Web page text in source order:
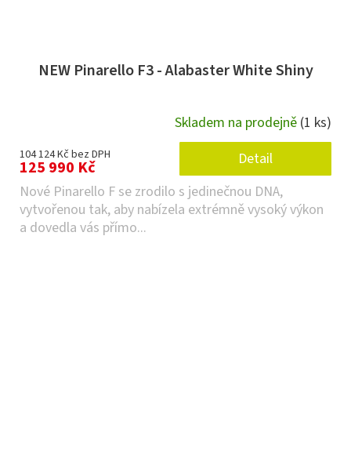
NEW Pinarello F3 - Alabaster White Shiny
Skladem na prodejně (1 ks)
104 124 Kč bez DPH
125 990 Kč
Detail
Nové Pinarello F se zrodilo s jedinečnou DNA,
vytvořenou tak, aby nabízela extrémně vysoký výkon
a dovedla vás přímo...